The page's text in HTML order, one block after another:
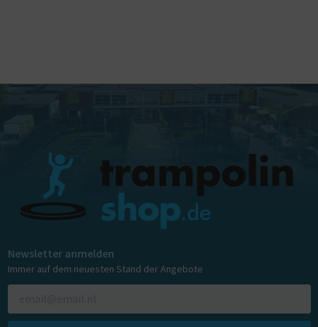
Newsletter anmelden
Immer auf dem neuesten Stand der Angebote